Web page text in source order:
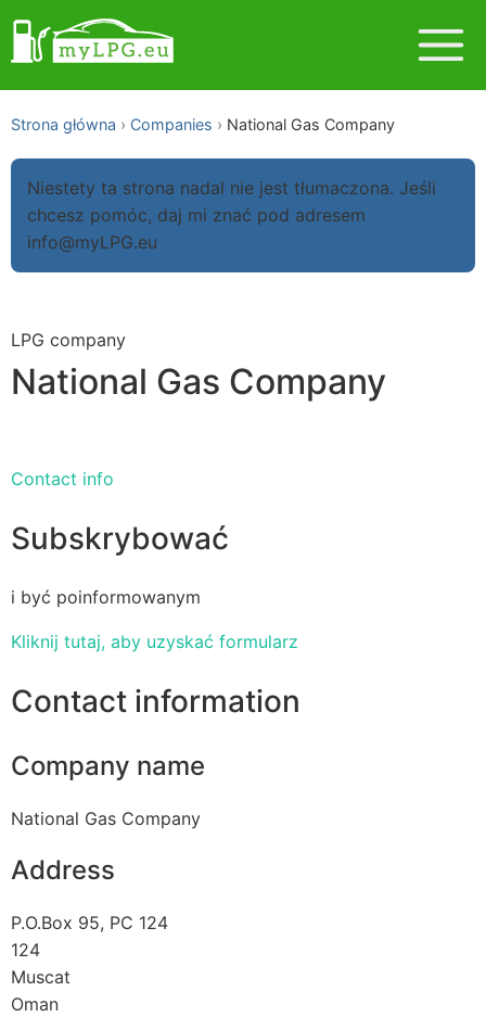
Strona główna Companies National Gas Company
Niestety ta strona nadal nie jest tłumaczona. Jeśli
chcesz pomóc, daj mi znać pod adresem
info@myLPG.eu
LPG company
National Gas Company
Contact info
Subskrybować
i być poinformowanym
Kliknij tutaj, aby uzyskać formularz
Contact information
Company name
National Gas Company
Address
P.O.Box 95, PC 124
124
Muscat
Oman